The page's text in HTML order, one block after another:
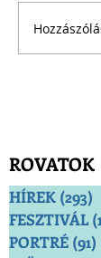
ROVATOK
HÍREK (293)
FESZTIVÁL
PORTRÉ (91)